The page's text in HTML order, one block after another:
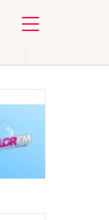
les dates